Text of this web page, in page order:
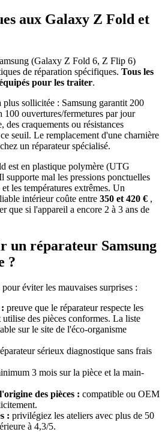
aux Galaxy Z Fold et
(Galaxy Z Fold 6, Z Flip 6)
de réparation spécifiques. Tous les
pour les traiter.
plus sollicitée : Samsung garantit 200
100 ouvertures/fermetures par jour
des craquements ou résistances
seuil. Le remplacement d'une charnière
chez un réparateur spécialisé.
est en plastique polymère (UTG
supporte mal les pressions ponctuelles
les températures extrêmes. Un
intérieur coûte entre 350 et 420 € ,
que si l'appareil a encore 2 à 3 ans de
un réparateur Samsung
?
éviter les mauvaises surprises :
preuve que le réparateur respecte les
utilise des pièces conformes. La liste
sur le site de l'éco-organisme
sérieux diagnostique sans frais
3 mois sur la pièce et la main-
des pièces : compatible ou OEM
: privilégiez les ateliers avec plus de 50
à 4,3/5.